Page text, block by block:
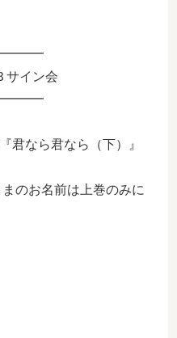
サイン会
君なら君なら（下）』
のお名前は上巻のみに